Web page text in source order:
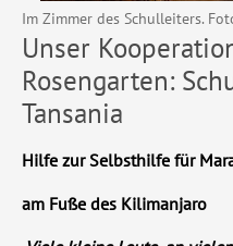
Im Zimmer des Schulleiters.
Unser
Rosengarten:
Tansania
Hilfe zur Selbsthilfe für
am Fuße des Kilimanjaro